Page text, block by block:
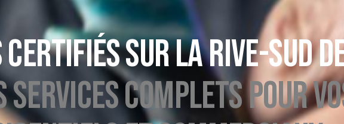
sur la Rive-Sud
services complets pour